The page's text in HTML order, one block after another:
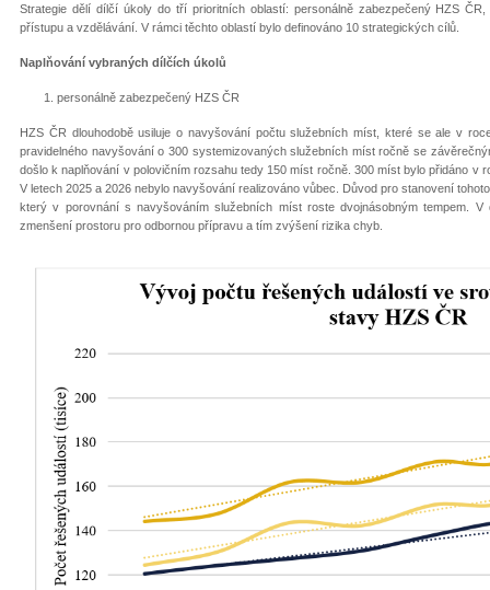
Strategie dělí dílčí úkoly do tří prioritních oblastí: personálně zabezpečený HZS
přístupu a vzdělávání. V rámci těchto oblastí bylo definováno 10 strategických cílů.
Naplňování vybraných dílčích úkolů
personálně zabezpečený HZS ČR
HZS ČR dlouhodobě usiluje o navyšování počtu služebních míst, které se ale v
pravidelného navyšování o 300 systemizovaných služebních míst ročně se
došlo k naplňování v polovičním rozsahu tedy 150 míst ročně. 300 míst bylo přidáno v
V letech 2025 a 2026 nebylo navyšování realizováno vůbec. Důvod pro stanovení
který v porovnání s navyšováním služebních míst roste dvojnásobným tempem.
zmenšení prostoru pro odbornou přípravu a tím zvýšení rizika chyb.